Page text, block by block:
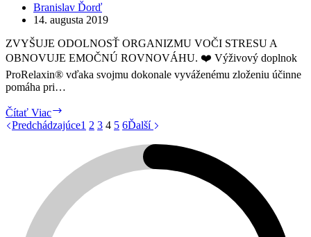
Branislav Ďorď
14. augusta 2019
ZVYŠUJE ODOLNOSŤ ORGANIZMU VOČI STRESU A
OBNOVUJE EMOČNÚ ROVNOVÁHU. ❤️ Výživový doplnok
ProRelaxin® vďaka svojmu dokonale vyváženému zloženiu účinne
pomáha pri…
Čítať Viac
Predchádzajúce1 2 3 4 5 6Ďalší